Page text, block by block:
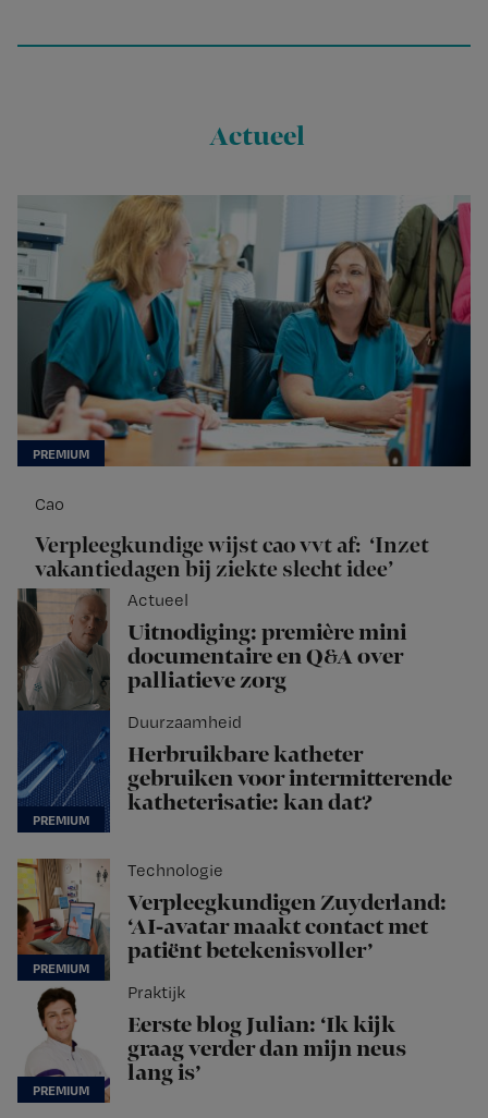
Actueel
Cao
Verpleegkundige wijst cao vvt af: ‘Inzet
vakantiedagen bij ziekte slecht idee’
Actueel
Uitnodiging: première mini
documentaire en Q&A over
palliatieve zorg
Duurzaamheid
Herbruikbare katheter
gebruiken voor intermitterende
katheterisatie: kan dat?
Technologie
Verpleegkundigen Zuyderland:
‘AI-avatar maakt contact met
patiënt betekenisvoller’
Praktijk
Eerste blog Julian: ‘Ik kijk
graag verder dan mijn neus
lang is’